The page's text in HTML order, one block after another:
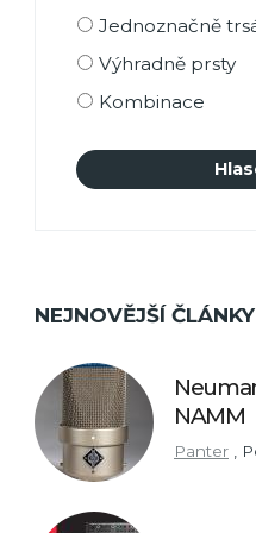
Možnosti
Jednoznačně
Výhradně prsty
Kombinace
NEJNOVĚJŠÍ ČLÁNKY
NAMM
Panter